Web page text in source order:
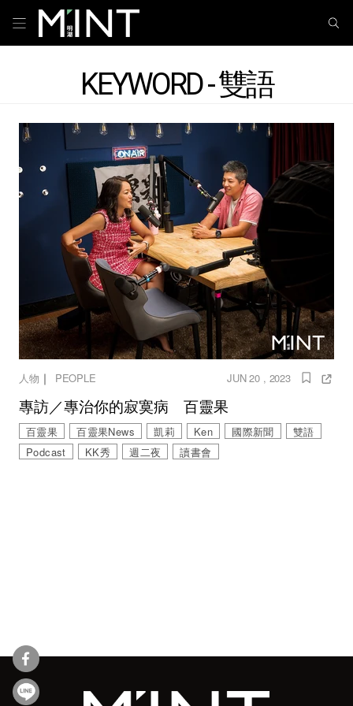
KEYWORD - 雙語
人物 ｜ PEOPLE JUN 20 , 2023
專訪／專治你的寂寞病 百靈果
百靈果 百靈果News 凱莉 Ken 國際新聞
雙語
Podcast
KK秀 週二夜 讀書會